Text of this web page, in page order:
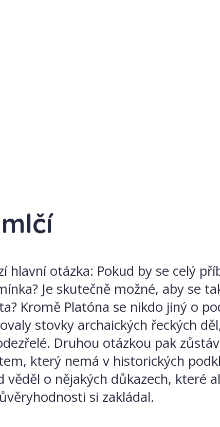
hlavní otázka: Pokud by se celý
Je skutečně možné, aby se
Kromě Platóna se nikdo jiný o
stovky archaických řeckých
Druhou otázkou pak
který nemá v historických
věděl o nějakých důkazech, které
si zakládal.